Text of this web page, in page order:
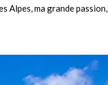
Alpes, ma grande passion,